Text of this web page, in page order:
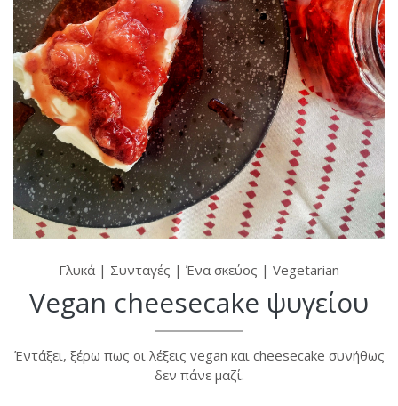
Γλυκά | Συνταγές | Ένα σκεύος | Vegetarian
Vegan cheesecake ψυγείου
Έντάξει, ξέρω πως οι λέξεις vegan και cheesecake συνήθως
δεν πάνε μαζί.